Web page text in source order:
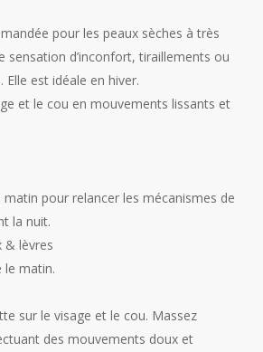
pour les peaux sèches à très
sensation d’inconfort, tiraillements ou
est idéale en hiver.
et le cou en mouvements lissants et
pour relancer les mécanismes de
la nuit.
& lèvres
le matin.
sur le visage et le cou. Massez
des mouvements doux et